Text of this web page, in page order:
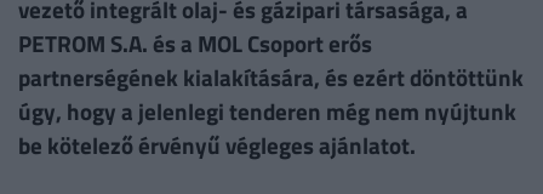
vezető integrált olaj- és gázipari társasága, a
PETROM S.A. és a MOL Csoport erős
partnerségének kialakítására, és ezért döntöttünk
úgy, hogy a jelenlegi tenderen még nem nyújtunk
be kötelező érvényű végleges ajánlatot.